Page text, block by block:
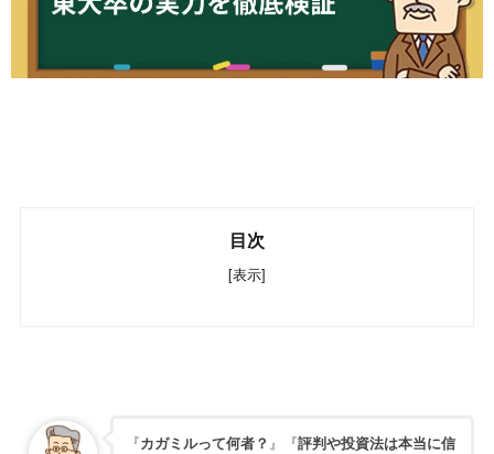
目次
[表示]
『カガミルって何者？ 』『評判や投資法は本当に信